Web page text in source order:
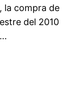
la compra de
del 2010